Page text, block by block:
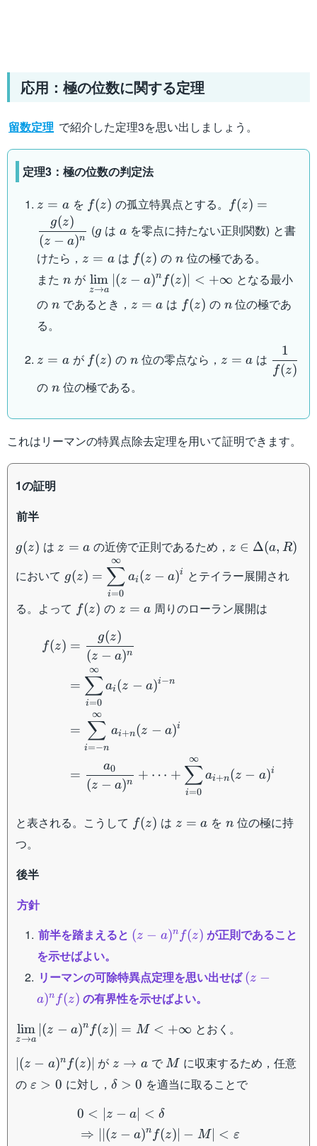
応用：極の位数に関する定理
留数定理 で紹介した定理3を思い出しましょう。
定理3：極の位数の判定法
z=a
z = aを f(z)
f(z) の孤立特異点とする。 f(z) =
(z − a)n
g(z)
(g
g は aを零点に持たない正則関数) と書
けたら， z=a
z = aは f(z)
f(z) の n
n位の極である。
また n
n が \displaystyle
\lim_{z \to
a} |(z-a)^n
z→a
lim (z − a)n f(z) < +∞ となる最小
の n
n であるとき， z=a
z = a は f(z)
f(z) の n
n位の極であ
る。
z = aが f(z)
f(z) の n位の零点なら， z = a は
{f(z)}
f(z)
1
の n
n 位の極である。
これはリーマンの特異点除去定理を用いて証明できます。
1の証明
前半
g(z)
g(z) は z=a
z = aの近傍で正則であるため， z \in
(a,R)
z ∈ Δ(a, R)
において
\displaystyle g(z) =
\sum_{i=0}^{\infty}
a_i (z-a)^i
g(z) =
i=0
∑
∞
ai (z − a)i
とテイラー展開され
る。よって f(z)
f(z) の z=a
z = a 周りのローラン展開は
f(z) =
(z − a)n
g(z)
=
i=0
∑
∞
ai (z − a)i−n
=
i=−n
∑
∞
ai+n(z − a)i
=
(z − a)n
a0 + ⋯ +
i=0
∑
∞
ai+n(z − a)i
と表される。こうして f(z)
f(z) は z=a
z = a を n
n位の極に持
つ。
後半
方針
前半を踏まえると (z-
(z − a)n f(z) が正則であること
を示せばよい。
リーマンの可除特異点定理を思い出せば(z-
(z −
a)n f(z) の有界性を示せばよい。
\displaystyle
\lim_{z \to
a} |(z-a)^n
f(z)| = M <
+\infty
z→a
lim (z − a)n f(z) = M < +∞ とおく。
|(z-
f(z)|
(z − a)n f(z) が z
\to
a
z → aでM
M に収束するため，任意
の \varepsilon
ε > 0 に対し， \delta
δ > 0 を適当に取ることで
0 < z − a < δ
⇒ (z − a)n f(z) − M∣ < ε